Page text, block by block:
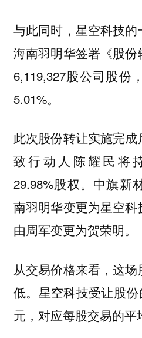
与此同时，星空科技
海南羽明华签署《股
6,119,327股公司股份
5.01%。
此次股份转让实施完
致行动人陈耀民将
29.98%股权。中旗新
南羽明华变更为星空
由周军变更为贺荣明。
从交易价格来看，这
低。星空科技受让股
元，对应每股交易的平